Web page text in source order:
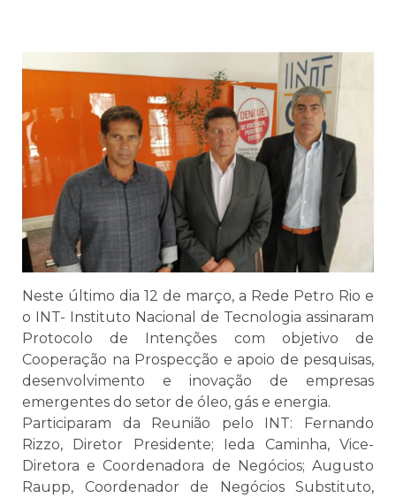
Neste último dia 12 de março, a Rede Petro Rio e
o INT- Instituto Nacional de Tecnologia assinaram
Protocolo de Intenções com objetivo de
Cooperação na Prospecção e apoio de pesquisas,
desenvolvimento e inovação de empresas
emergentes do setor de óleo, gás e energia.
Participaram da Reunião pelo INT: Fernando
Rizzo, Diretor Presidente; Ieda Caminha, Vice-
Diretora e Coordenadora de Negócios; Augusto
Raupp, Coordenador de Negócios Substituto,